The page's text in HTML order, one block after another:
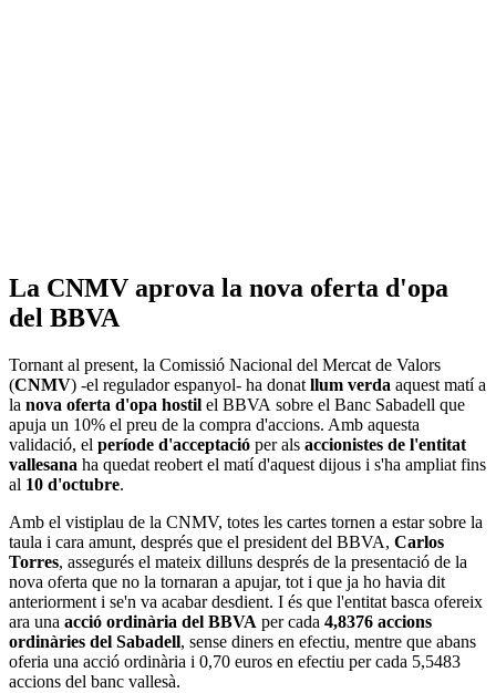
La CNMV aprova la nova oferta d'opa
del BBVA
Tornant al present, la Comissió Nacional del Mercat de Valors
(CNMV) -el regulador espanyol- ha donat llum verda aquest matí a
la nova oferta d'opa hostil el BBVA sobre el Banc Sabadell que
apuja un 10% el preu de la compra d'accions. Amb aquesta
validació, el període d'acceptació per als accionistes de l'entitat
vallesana ha quedat reobert el matí d'aquest dijous i s'ha ampliat fins
al 10 d'octubre.
Amb el vistiplau de la CNMV, totes les cartes tornen a estar sobre la
taula i cara amunt, després que el president del BBVA, Carlos
Torres, assegurés el mateix dilluns després de la presentació de la
nova oferta que no la tornaran a apujar, tot i que ja ho havia dit
anteriorment i se'n va acabar desdient. I és que l'entitat basca ofereix
ara una acció ordinària del BBVA per cada 4,8376 accions
ordinàries del Sabadell, sense diners en efectiu, mentre que abans
oferia una acció ordinària i 0,70 euros en efectiu per cada 5,5483
accions del banc vallesà.